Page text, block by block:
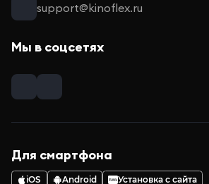
support@kinoflex.ru
Мы в соцсетях
Для смартфона
iOS Android Установка с сайта